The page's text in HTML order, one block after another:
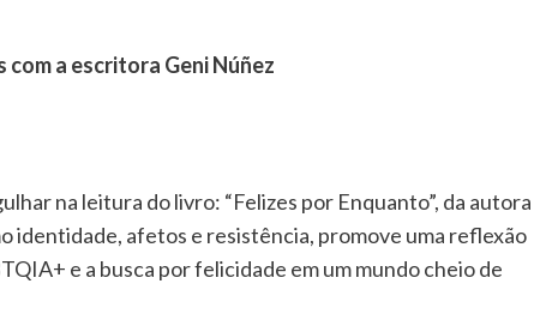
a escritora Geni Núñez
na leitura do livro: “Felizes por Enquanto”, da autora
identidade, afetos e resistência, promove uma reflexão
e a busca por felicidade em um mundo cheio de